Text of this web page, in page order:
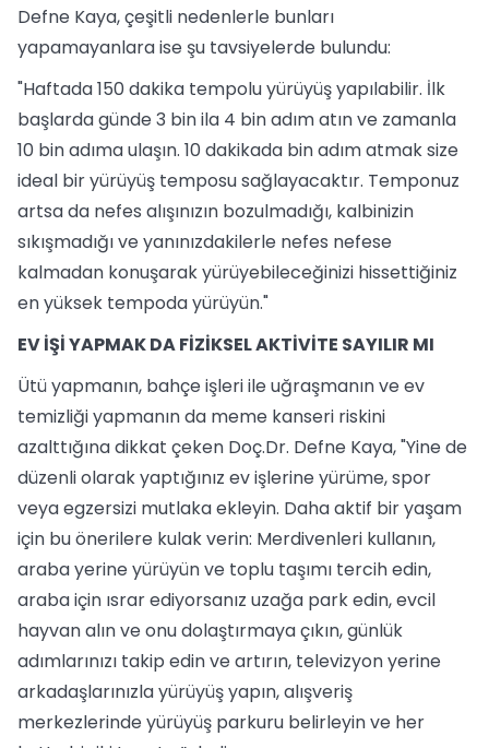
Defne Kaya, çeşitli nedenlerle bunları
yapamayanlara ise şu tavsiyelerde bulundu:
"Haftada 150 dakika tempolu yürüyüş yapılabilir. İlk
başlarda günde 3 bin ila 4 bin adım atın ve zamanla
10 bin adıma ulaşın. 10 dakikada bin adım atmak size
ideal bir yürüyüş temposu sağlayacaktır. Temponuz
artsa da nefes alışınızın bozulmadığı, kalbinizin
sıkışmadığı ve yanınızdakilerle nefes nefese
kalmadan konuşarak yürüyebileceğinizi hissettiğiniz
en yüksek tempoda yürüyün."
EV İŞİ YAPMAK DA FİZİKSEL AKTİVİTE SAYILIR MI
Ütü yapmanın, bahçe işleri ile uğraşmanın ve ev
temizliği yapmanın da meme kanseri riskini
azalttığına dikkat çeken Doç.Dr. Defne Kaya, "Yine de
düzenli olarak yaptığınız ev işlerine yürüme, spor
veya egzersizi mutlaka ekleyin. Daha aktif bir yaşam
için bu önerilere kulak verin: Merdivenleri kullanın,
araba yerine yürüyün ve toplu taşımı tercih edin,
araba için ısrar ediyorsanız uzağa park edin, evcil
hayvan alın ve onu dolaştırmaya çıkın, günlük
adımlarınızı takip edin ve artırın, televizyon yerine
arkadaşlarınızla yürüyüş yapın, alışveriş
merkezlerinde yürüyüş parkuru belirleyin ve her